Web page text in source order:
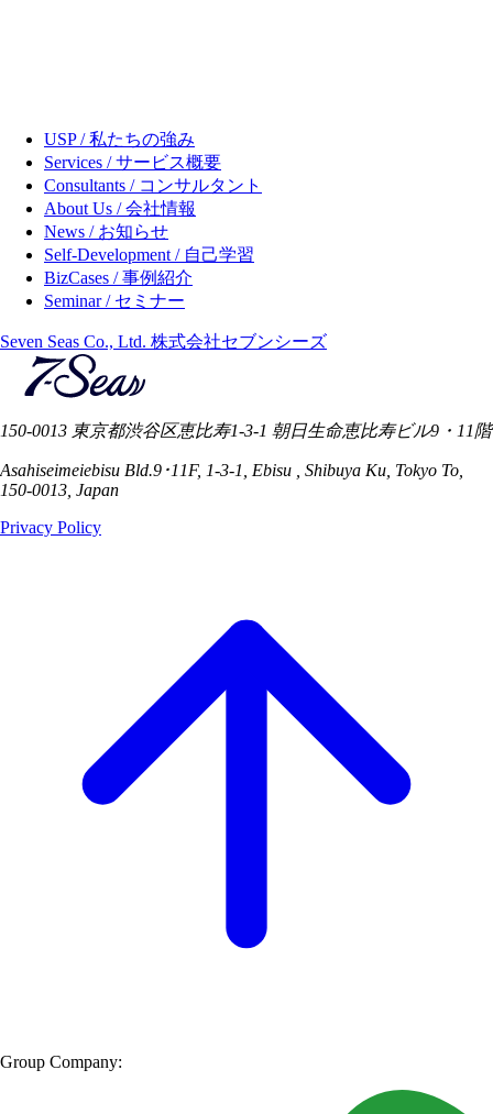
USP / 私たちの強み
Services / サービス概要
Consultants / コンサルタント
About Us / 会社情報
News / お知らせ
Self-Development / 自己学習
BizCases / 事例紹介
Seminar / セミナー
Seven Seas Co., Ltd. 株式会社セブンシーズ
150-0013 東京都渋谷区恵比寿1-3-1 朝日生命恵比寿ビル9・11階
Asahiseimeiebisu Bld.9･11F, 1-3-1, Ebisu , Shibuya Ku, Tokyo To,
150-0013, Japan
Privacy Policy
Group Company: